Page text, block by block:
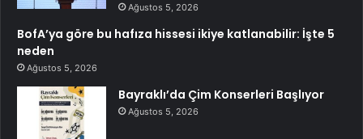
Ağustos 5, 2026
BofA’ya göre bu hafıza hissesi ikiye katlanabilir: İşte 5
neden
Ağustos 5, 2026
Bayraklı’da Çim Konserleri Başlıyor
Ağustos 5, 2026